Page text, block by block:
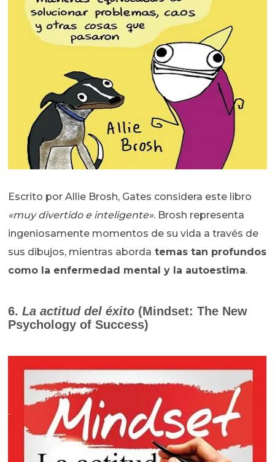
Escrito por Allie Brosh, Gates considera este libro
«muy divertido e inteligente». Brosh representa
ingeniosamente momentos de su vida a través de
sus dibujos, mientras aborda temas tan profundos
como la enfermedad mental y la autoestima.
6.La actitud del éxito (Mindset: The New
Psychology of Success)